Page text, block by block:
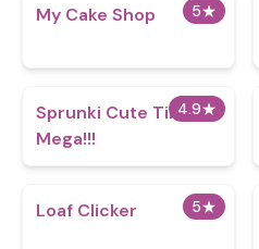
5★
My Cake Shop
4.9★
Sprunki Cute Time
Mega!!!
5★
Loaf Clicker